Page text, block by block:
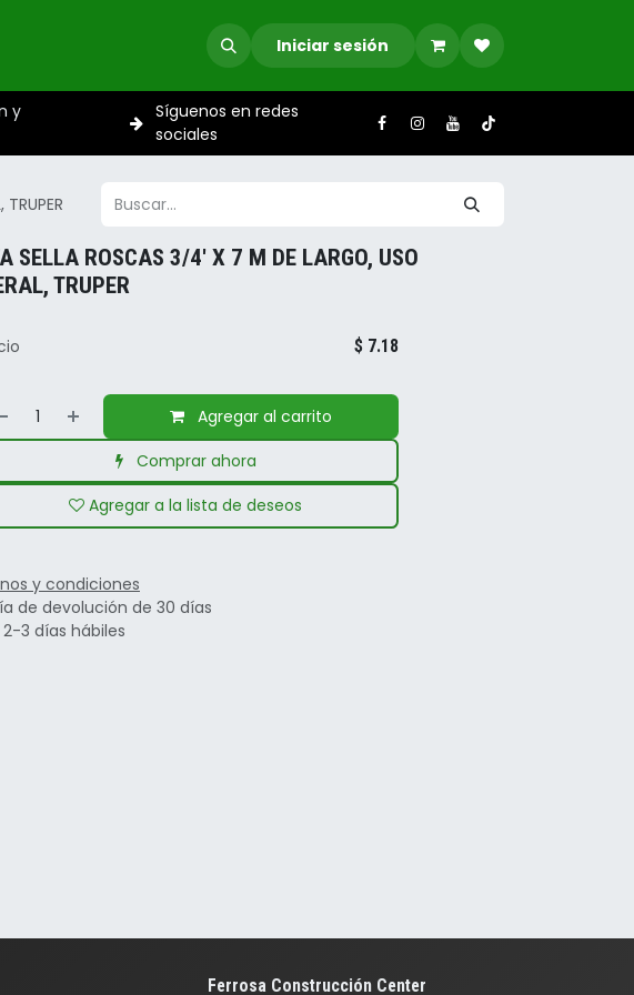
Iniciar sesión
y
Síguenos en redes
sociales
SELLA ROSCAS 3/4' X 7 M DE LARGO, USO
TRUPER
Agregar al carrito
Comprar ahora
Agregar a la lista de deseos
$ 7.18
y condiciones
de devolución de 30 días
2-3 días hábiles
Ferrosa Construcción Center